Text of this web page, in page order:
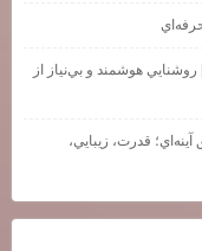
چراغ خورشيدي ديواري سنسوردار Super Bright | روشنايي هوشمند و بي‌نياز از
قدرت، زيبايي،